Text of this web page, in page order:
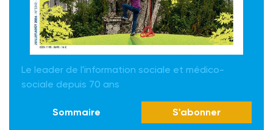
Le leader de l'information sociale et médico-
sociale depuis 70 ans
Sommaire S'abonner